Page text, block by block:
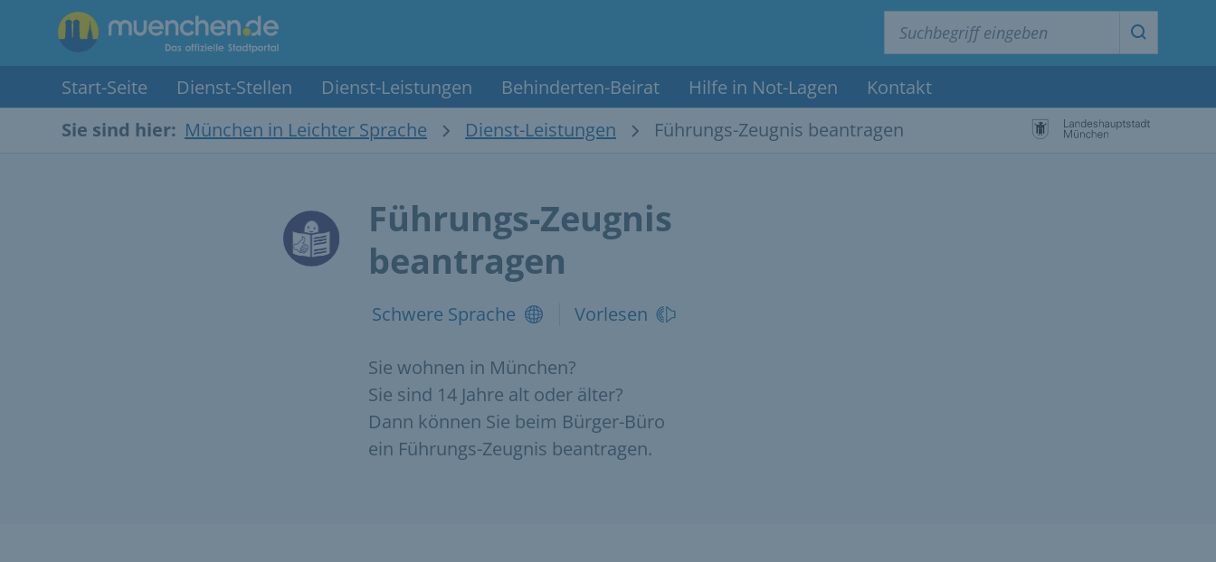
Suche
Start-Seite Dienst-Stellen Dienst-Leistungen Behinderten-Beirat Hilfe in Not-Lagen
Kontakt
Sie sind hier: München in Leichter Sprache Dienst-Leistungen Führungs-Zeugnis beantragen
Führungs-Zeugnis
beantragen
Schwere Sprache Vorlesen
Sie wohnen in München?
Sie sind 14 Jahre alt oder älter?
Dann können Sie beim Bürger-Büro
ein Führungs-Zeugnis beantragen.